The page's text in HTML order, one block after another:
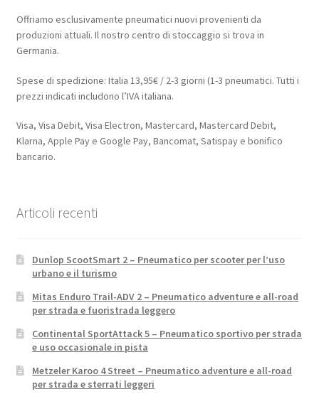
Offriamo esclusivamente pneumatici nuovi provenienti da
produzioni attuali. Il nostro centro di stoccaggio si trova in
Germania.
Spese di spedizione: Italia 13,95€ / 2-3 giorni (1-3 pneumatici. Tutti i
prezzi indicati includono l’IVA italiana.
Visa, Visa Debit, Visa Electron, Mastercard, Mastercard Debit,
Klarna, Apple Pay e Google Pay, Bancomat, Satispay e bonifico
bancario.
Articoli recenti
Dunlop ScootSmart 2 – Pneumatico per scooter per l’uso
urbano e il turismo
Mitas Enduro Trail-ADV 2 – Pneumatico adventure e all-road
per strada e fuoristrada leggero
Continental SportAttack 5 – Pneumatico sportivo per strada
e uso occasionale in pista
Metzeler Karoo 4 Street – Pneumatico adventure e all-road
per strada e sterrati leggeri